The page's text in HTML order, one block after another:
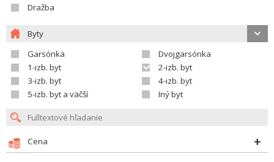
Dražba
Byty
Garsónka
Dvojgarsónka
1-izb. byt
2-izb. byt
3-izb. byt
4-izb. byt
5-izb. byt a väčší
Iný byt
Cena